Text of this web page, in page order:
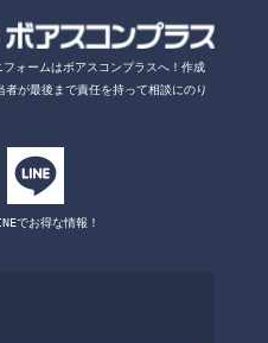
ォームはボアスコンプラスへ！ 作成
者が最後まで責任を持って相談にのり
でお得な情報！